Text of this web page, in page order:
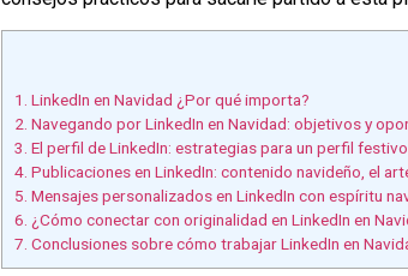
1. LinkedIn en Navidad ¿Por qué importa?
2. Navegando por LinkedIn en Navidad: objetivos y
3. El perfil de LinkedIn: estrategias para un perfil
4. Publicaciones en LinkedIn: contenido navideño, el
5. Mensajes personalizados en LinkedIn con espíritu
6. ¿Cómo conectar con originalidad en LinkedIn en
7. Conclusiones sobre cómo trabajar LinkedIn en